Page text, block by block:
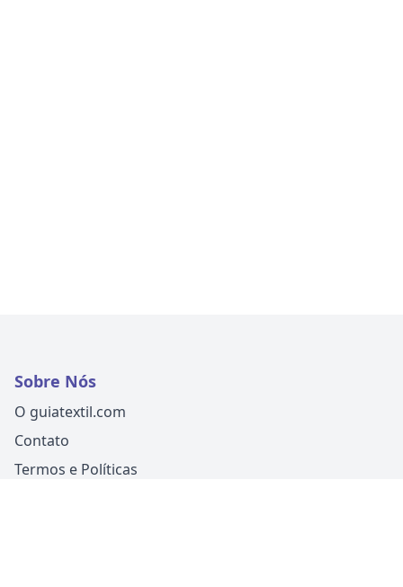
Sobre Nós
O guiatextil.com
Contato
Termos e Políticas